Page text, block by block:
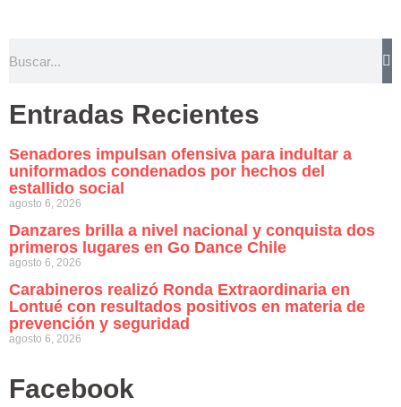
Entradas Recientes
Senadores impulsan ofensiva para indultar a
uniformados condenados por hechos del
estallido social
agosto 6, 2026
Danzares brilla a nivel nacional y conquista dos
primeros lugares en Go Dance Chile
agosto 6, 2026
Carabineros realizó Ronda Extraordinaria en
Lontué con resultados positivos en materia de
prevención y seguridad
agosto 6, 2026
Facebook